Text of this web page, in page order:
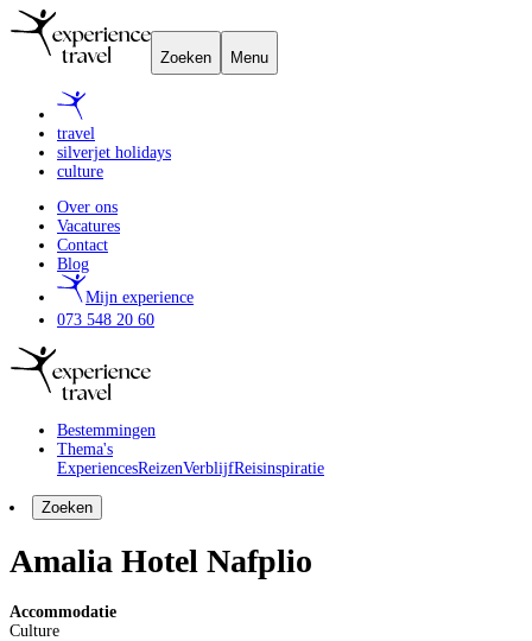
Zoeken Menu
travel
silverjet holidays
culture
Over ons
Vacatures
Contact
Blog
Mijn experience
073 548 20 60
Bestemmingen
Thema's
ExperiencesReizenVerblijfReisinspiratie
Zoeken
Amalia Hotel Nafplio
Accommodatie
Culture